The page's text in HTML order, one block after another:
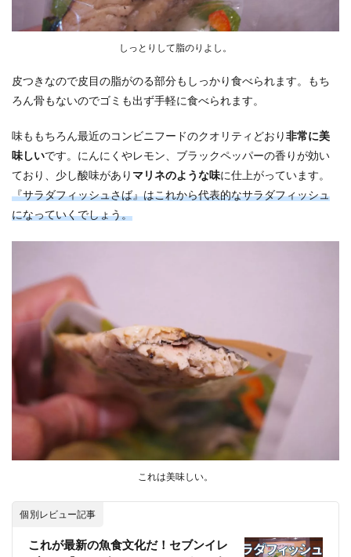
しっとりして脂のりよし。
皮つきなので皮目の脂がのる部分もしっかり食べられます。もち
ろん骨もないのでゴミも出ず手軽に食べられます。
味ももちろん最近のコンビニフードのクオリティどおり 非常に美
味しいです。にんにくやレモン、ブラックペッパーの香りが効い
ており、少し酸味があり マリネのような味に仕上がっています。
『サラダフィッシュさば』はこれから代表的なサラダフィッシュ
になっていくでしょう。
これは美味しい。
個別レビュー記事
これが最新の魚食文化だ！セブンイレ